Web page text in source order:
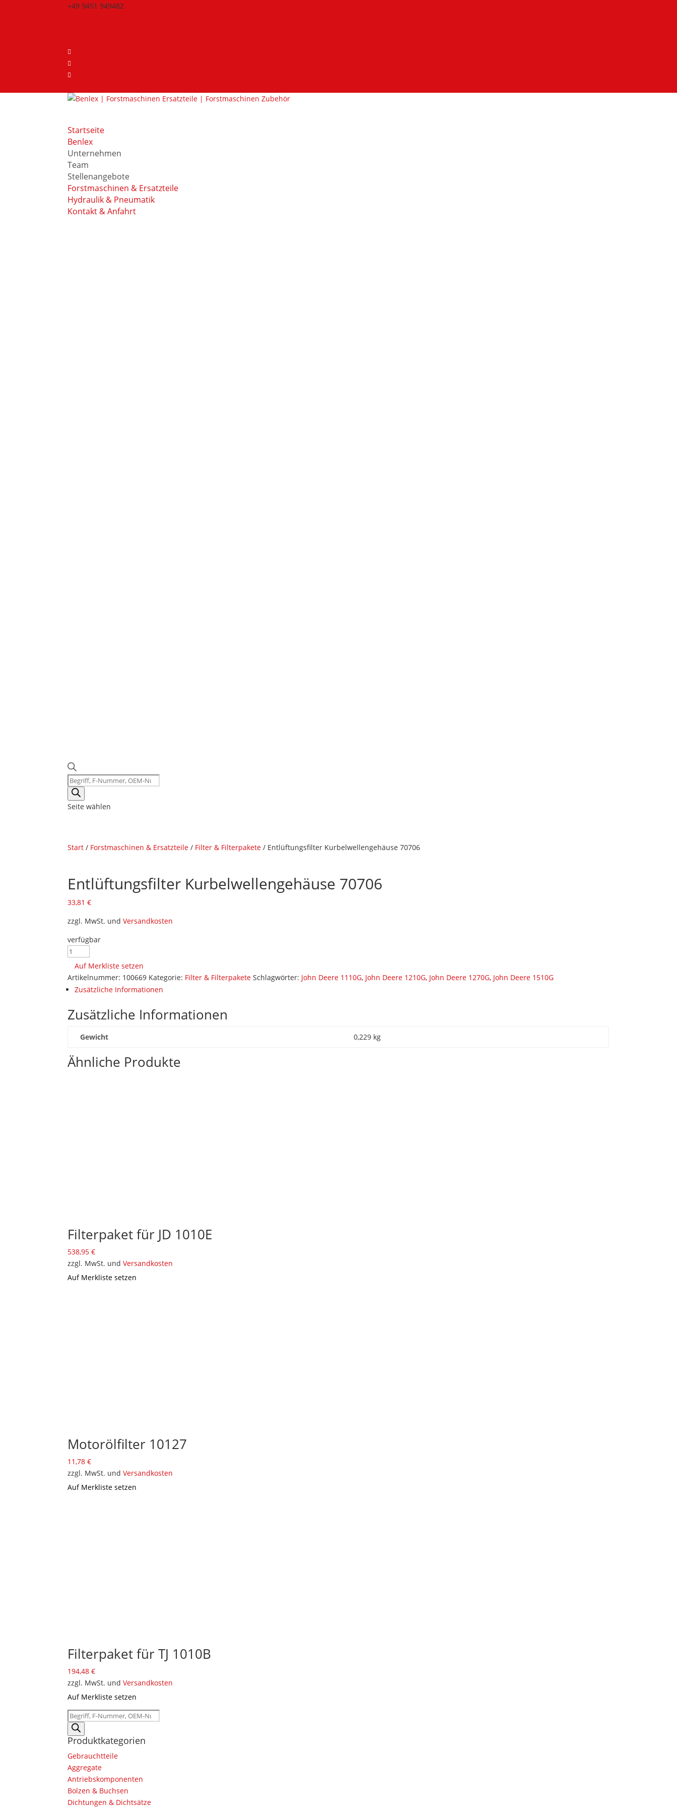
+49 9451 949482
Startseite
Benlex
Unternehmen
Team
Stellenangebote
Forstmaschinen & Ersatzteile
Hydraulik & Pneumatik
Kontakt & Anfahrt
Products
search
Seite wählen
Start / Forstmaschinen & Ersatzteile / Filter & Filterpakete / Entlüftungsfilter Kurbelwellengehäuse 70706
Entlüftungsfilter Kurbelwellengehäuse 70706
33,81€
zzgl. MwSt. undVersandkosten
verfügbar
Entlüftungsfilter
Kurbelwellengehäuse
70706
Menge
Auf Merkliste setzen
Artikelnummer: 100669 Kategorie: Filter & Filterpakete Schlagwörter: John Deere 1110G, John Deere 1210G, John Deere 1270G, John Deere 1510G
Zusätzliche Informationen
Zusätzliche Informationen
Gewicht 0,229 kg
Ähnliche Produkte
Filterpaket für JD 1010E
538,95€
zzgl. MwSt. undVersandkosten
Auf Merkliste setzen
Motorölfilter 10127
11,78€
zzgl. MwSt. undVersandkosten
Auf Merkliste setzen
Filterpaket für TJ 1010B
194,48€
zzgl. MwSt. undVersandkosten
Auf Merkliste setzen
Products
search
Produktkategorien
Gebrauchtteile
Aggregate
Antriebskomponenten
Bolzen & Buchsen
Dichtungen & Dichtsätze